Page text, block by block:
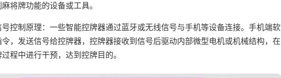
将牌功能的设备或工具。
控制原理：一些智能控牌器通过蓝牙或无线信号与手机等设备连接。手机端软
，发送信号给控牌器，控牌器接收到信号后驱动内部微型电机或机械结构，在
程中进行干预，达到控牌目的。